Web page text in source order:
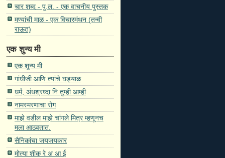
चार शब्द - पु.ल. - एक वाचनीय पुस्तक
मण्यांची माळ - एक विचारमंथन (तन्वी
राऊत)
एक शुन्य मी
एक शून्य मी
गांधीजी आणि त्यांचे घड्याळ
धर्म, अंधश्रध्दा नि तुम्ही आम्ही
नामस्मरणाचा रोग
माझे वडील माझे चांगले मित्र म्हणूनच
मला आठवतात.
सैनिकांचा जयजयकार
मोत्या शीक रे अ आ ई